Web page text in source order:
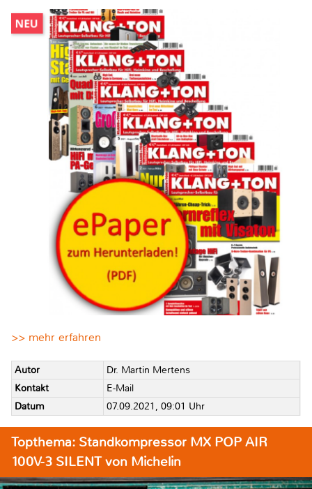
>> mehr erfahren
Autor
Dr. Martin Mertens
Kontakt
E-Mail
Datum
07.09.2021, 09:01 Uhr
Topthema: Standkompressor MX POP AIR
100V-3 SILENT von Michelin